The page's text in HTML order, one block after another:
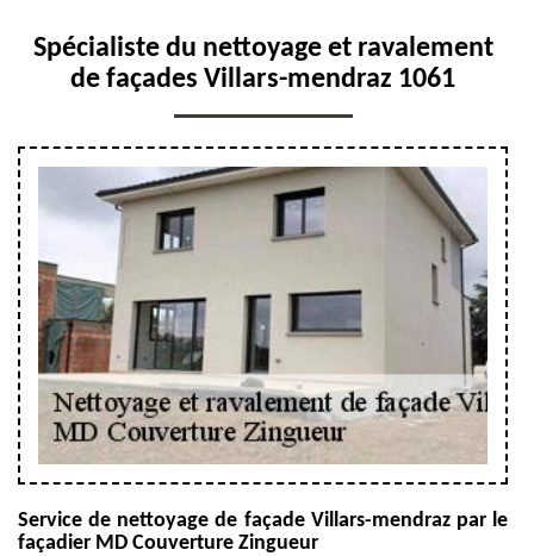
Spécialiste du nettoyage et ravalement
de façades Villars-mendraz 1061
Service de nettoyage de façade Villars-mendraz par le
façadier MD Couverture Zingueur